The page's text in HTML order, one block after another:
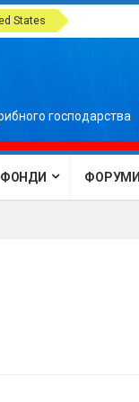
States
господарства
ФОНДИ ФОРУМИ